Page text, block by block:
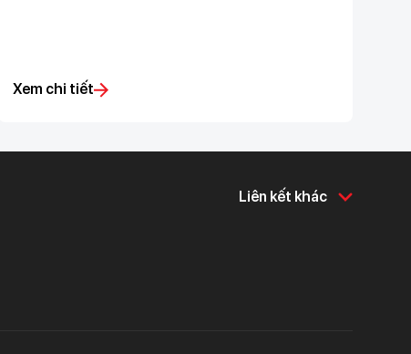
Xem chi tiết
Liên kết khác